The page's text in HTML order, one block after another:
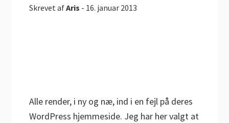
Skrevet afAris - 16. januar 2013
Alle render, i ny og næ, ind i en fejl på deres
WordPress hjemmeside. Jeg har her valgt at